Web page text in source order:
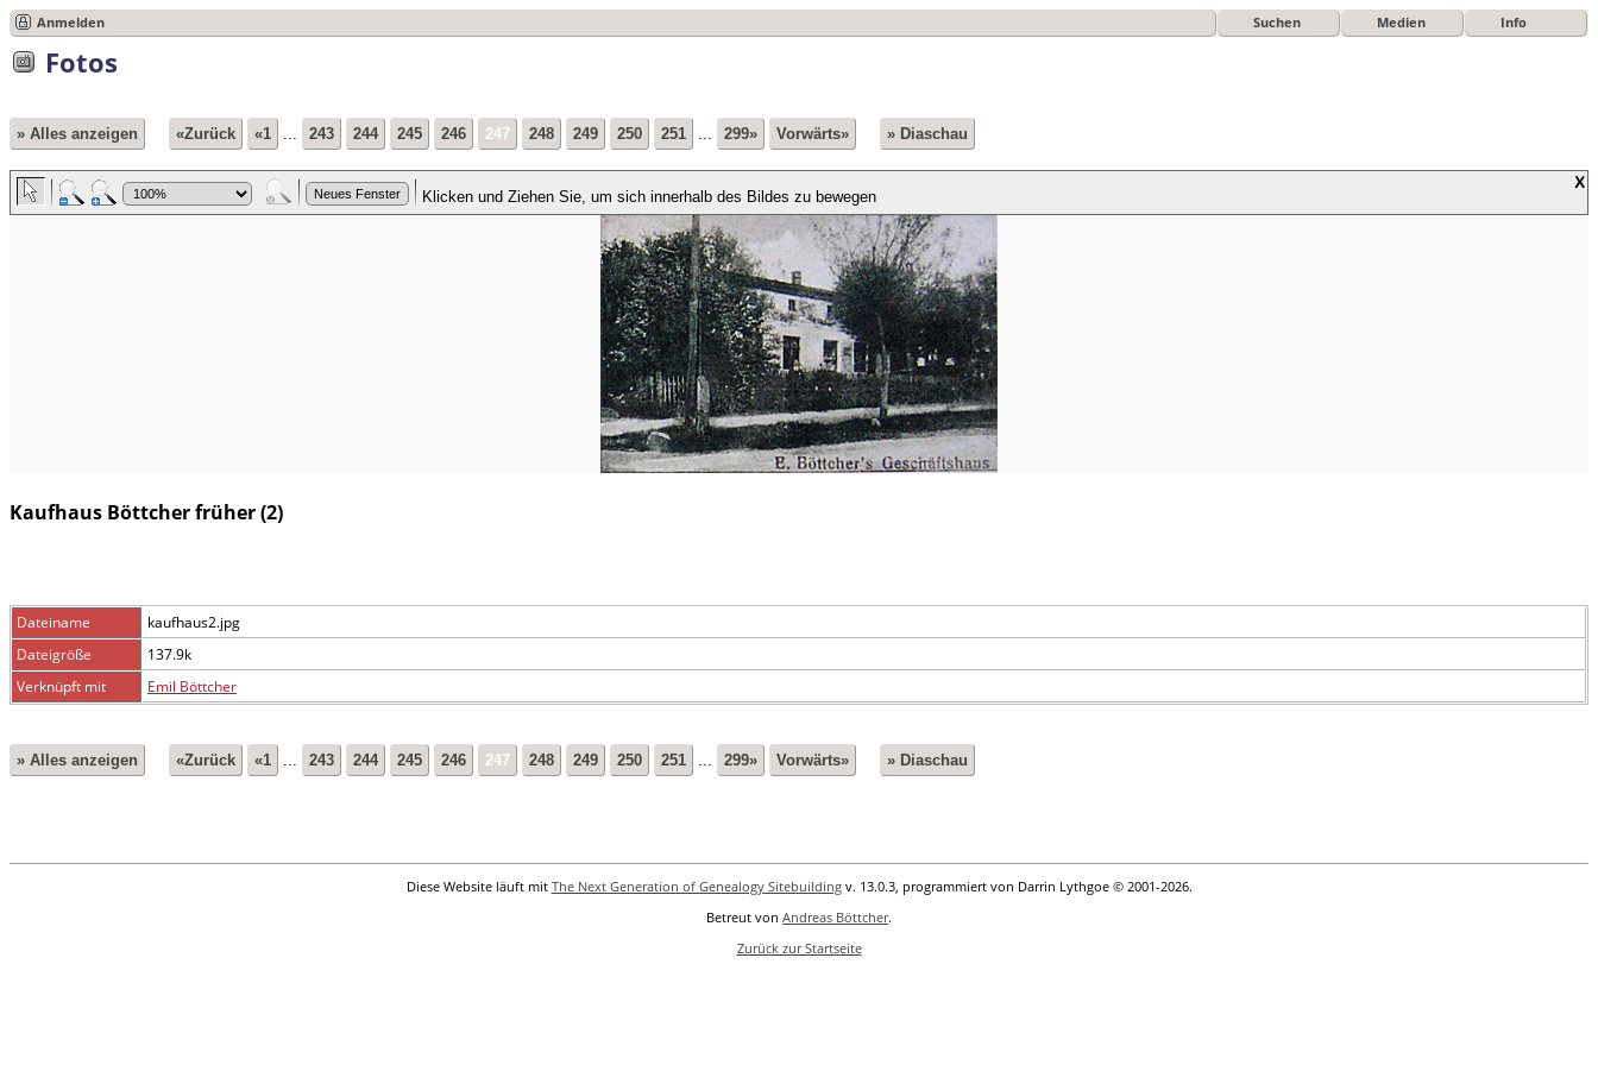
Anmelden Suchen Medien Info
Fotos
» Alles anzeigen «Zurück «1 ... 243 244 245 246 247 248 249 250 251 ... 299» Vorwärts» » Diaschau
Kaufhaus Böttcher früher (2)
Dateiname
kaufhaus2.jpg
Dateigröße
137.9k
Verknüpft mit
Emil Böttcher
» Alles anzeigen «Zurück «1 243 244 245 246 247 248 249 250 251 299» Vorwärts» » Diaschau
Diese Website läuft mit The Next Generation of Genealogy Sitebuildingv. 13.0.3, programmiert von Darrin Lythgoe © 2001-2026.
Betreut von Andreas Böttcher.
Zurück zur Startseite